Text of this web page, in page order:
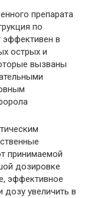
препарата
по
в
острых и
вызваны
принимаемой
дозировке
эффективное
дозу увеличить в